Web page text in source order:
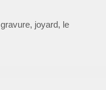
gravure, joyard, le